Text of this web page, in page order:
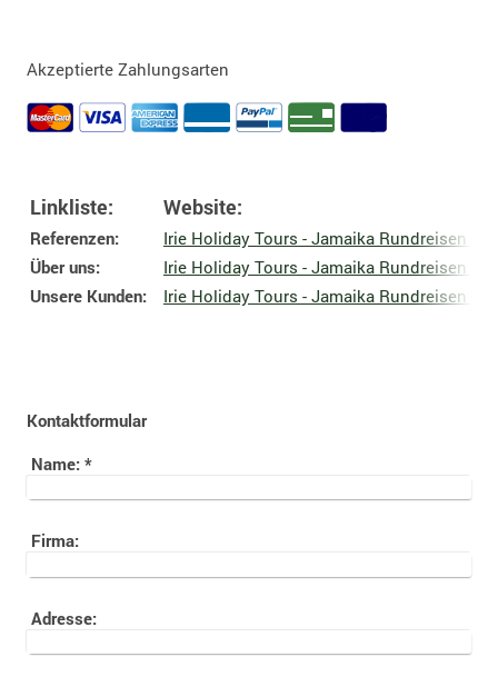
Akzeptierte Zahlungsarten
Linkliste: Website:
Referenzen:
Irie Holiday Tours - Jamaika Rundreisen
Über uns:
Irie Holiday Tours - Jamaika Rundreisen
Unsere Kunden:
Irie Holiday Tours - Jamaika Rundreisen
Kontaktformular
Name: *
Firma:
Adresse: